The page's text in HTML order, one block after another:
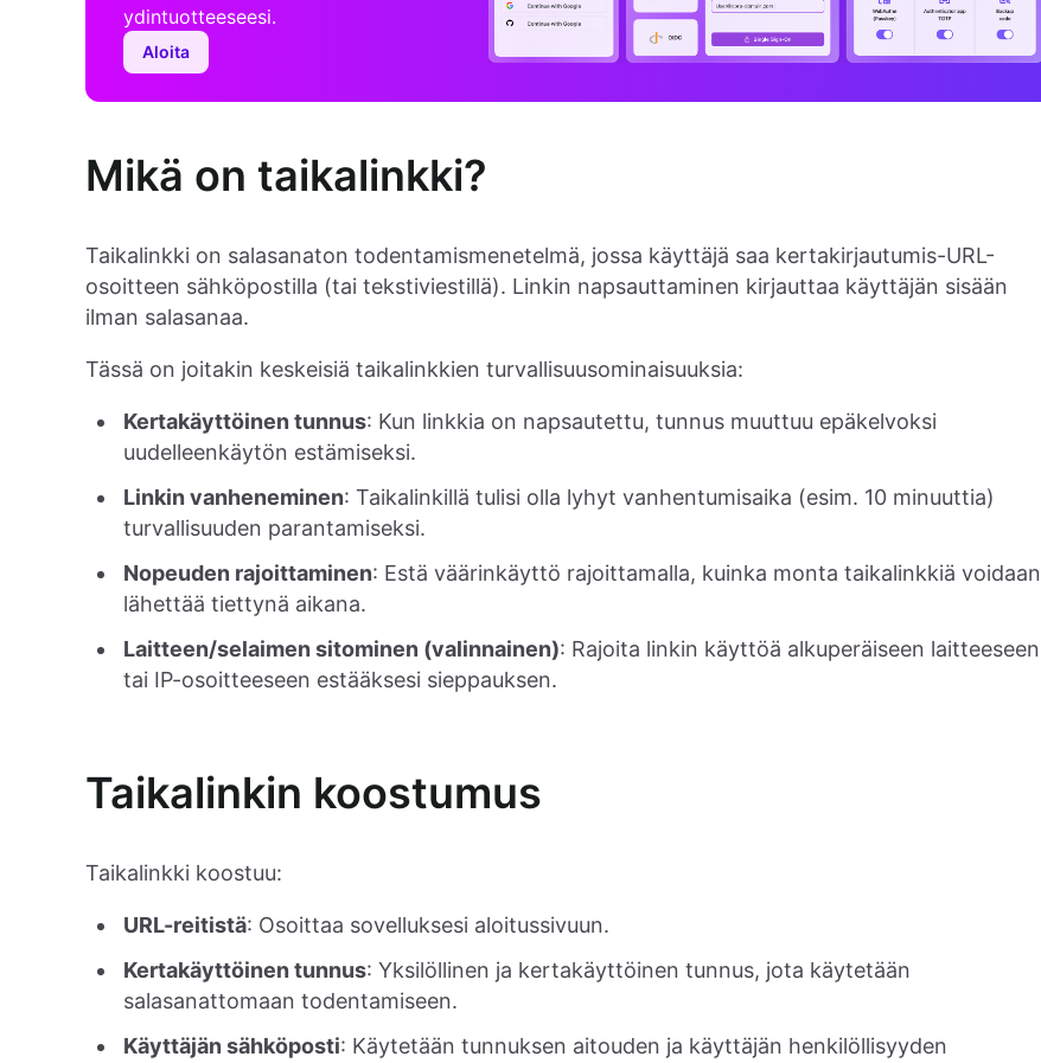
ydintuotteeseesi.
Aloita
Mikä on taikalinkki?
Taikalinkki on salasanaton todentamismenetelmä, jossa käyttäjä saa kertakirjautumis-URL-
osoitteen sähköpostilla (tai tekstiviestillä). Linkin napsauttaminen kirjauttaa käyttäjän sisään
ilman salasanaa.
Tässä on joitakin keskeisiä taikalinkkien turvallisuusominaisuuksia:
Kertakäyttöinen tunnus: Kun linkkia on napsautettu, tunnus muuttuu epäkelvoksi
uudelleenkäytön estämiseksi.
Linkin vanheneminen: Taikalinkillä tulisi olla lyhyt vanhentumisaika (esim. 10 minuuttia)
turvallisuuden parantamiseksi.
Nopeuden rajoittaminen: Estä väärinkäyttö rajoittamalla, kuinka monta taikalinkkiä voidaan
lähettää tiettynä aikana.
Laitteen/selaimen sitominen (valinnainen): Rajoita linkin käyttöä alkuperäiseen laitteeseen
tai IP-osoitteeseen estääksesi sieppauksen.
Taikalinkin koostumus
Taikalinkki koostuu:
URL-reitistä: Osoittaa sovelluksesi aloitussivuun.
Kertakäyttöinen tunnus: Yksilöllinen ja kertakäyttöinen tunnus, jota käytetään
salasanattomaan todentamiseen.
Käyttäjän sähköposti: Käytetään tunnuksen aitouden ja käyttäjän henkilöllisyyden